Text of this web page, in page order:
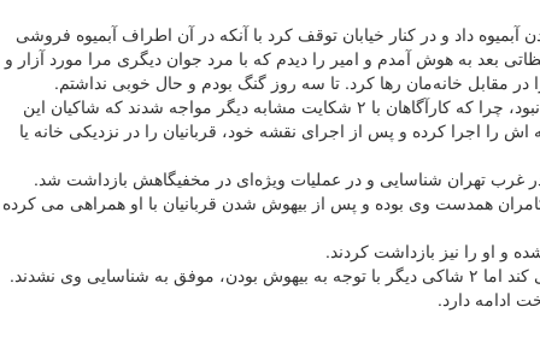
خوردن آبمیوه داد و در کنار خیابان توقف کرد با آنکه در آن اطراف آبمیوه فروشی
من دست داد؛ لحظاتی بعد به هوش آمدم و امیر را دیدم که با مرد جوان دیگری مرا مورد آزار و
مقابل خانه‌مان رها کرد. تا سه روز گنگ بودم و حال خوبی نداشتم.
سردار لطفی اعلام کرد: با شکایت دختر جوان، کارآگاهان اداره یازدهم پلیس آگاهی پایتخت بلافاصله وارد عمل شدند اما دختر جوان تنها قربانی پسر پژو سوار نبود، چرا که کارآگاهان با ۲ شکایت مشابه دیگر مواجه شدند که شاکیان این
کرده و نقشه اش را اجرا کرده و پس از اجرای نقشه خود، قربانیان را در نزدیکی خانه یا
غرب تهران شناسایی و در عملیات ویژه‌ای در مخفیگاهش بازداشت شد.
همدست وی بوده و پس از بیهوش شدن قربانیان با او همراهی می کرده
و او را نیز بازداشت کردند.
وی نشدند.
ادامه دارد.